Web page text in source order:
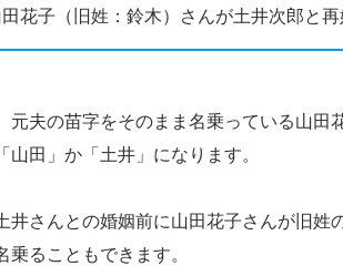
花子（旧姓：鈴木）さんが土井次郎と再
元夫の苗字をそのまま名乗っている山
山田」か「土井」になります。
井さんとの婚姻前に山田花子さんが旧
乗ることもできます。